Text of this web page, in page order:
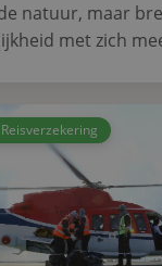
natuur, maar
met zich